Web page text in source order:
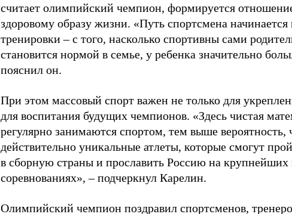
считает олимпийский чемпион, формируется
здоровому образу жизни. «Путь спортсмена
тренировки – с того, насколько спортивны сами
становится нормой в семье, у ребенка значительно
пояснил он.
При этом массовый спорт важен не только для
для воспитания будущих чемпионов. «Здесь чистая
регулярно занимаются спортом, тем выше вероятность,
действительно уникальные атлеты, которые смогут
в сборную страны и прославить Россию на
соревнованиях», – подчеркнул Карелин.
Олимпийский чемпион поздравил спортсменов,